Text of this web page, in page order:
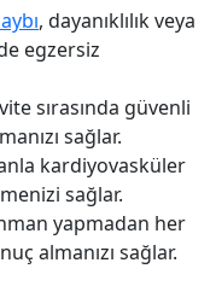
, dayanıklılık veya
egzersiz
sırasında güvenli
sağlar.
kardiyovasküler
sağlar.
yapmadan her
almanızı sağlar.